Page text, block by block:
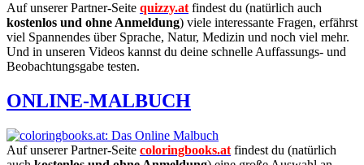
Auf unserer Partner-Seite quizzy.at findest du (natürlich auch
kostenlos und ohne Anmeldung) viele interessante Fragen, erfährst
viel Spannendes über Sprache, Natur, Medizin und noch viel mehr.
Und in unseren Videos kannst du deine schnelle Auffassungs- und
Beobachtungsgabe testen.
ONLINE-MALBUCH
Auf unserer Partner-Seite coloringbooks.at findest du (natürlich